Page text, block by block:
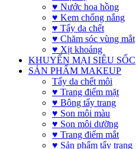
♥ Nước hoa hồng
♥ Kem chống nắng
♥ Tẩy da chết
♥ Chăm sóc vùng mắt
♥ Xịt khoáng
KHUYẾN MẠI SIÊU SỐC
SẢN PHẨM MAKEUP
Tẩy da chết môi
♥ Trang điểm mặt
♥ Bông tẩy trang
♥ Son môi màu
♥ Son môi dưỡng
♥ Trang điểm mắt
♥ Sản phẩm tẩy trang